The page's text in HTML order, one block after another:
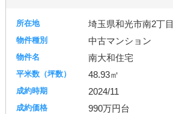
埼玉県和光市南2丁目
中古マンション
南大和住宅
48.93㎡
2024/11
990万円台